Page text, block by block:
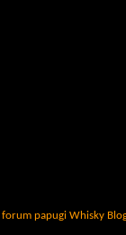
forum papugi Whisky